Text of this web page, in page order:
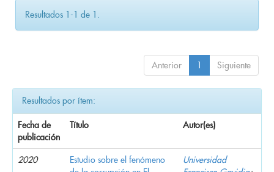
Resultados 1-1 de 1.
Anterior 1 Siguiente
Resultados por ítem:
Fecha de
publicación
Título Autor(es)
2020
Estudio sobre el fenómeno
Universidad